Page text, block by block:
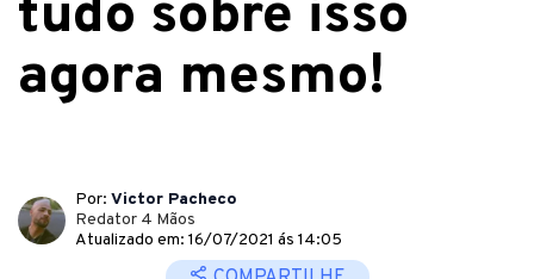
tudo sobre isso
agora mesmo!
Por: Victor Pacheco
Redator 4 Mãos
Atualizado em: 16/07/2021 ás 14:05